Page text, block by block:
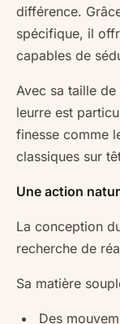
différence.
spécifique, il
capables de
Avec sa taille de
leurre est
finesse comme
classiques sur
Une action
La conception
recherche de
Sa matière
Des